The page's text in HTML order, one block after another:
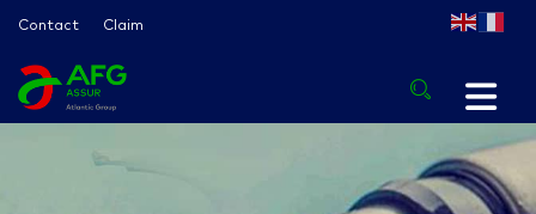
Contact Claim